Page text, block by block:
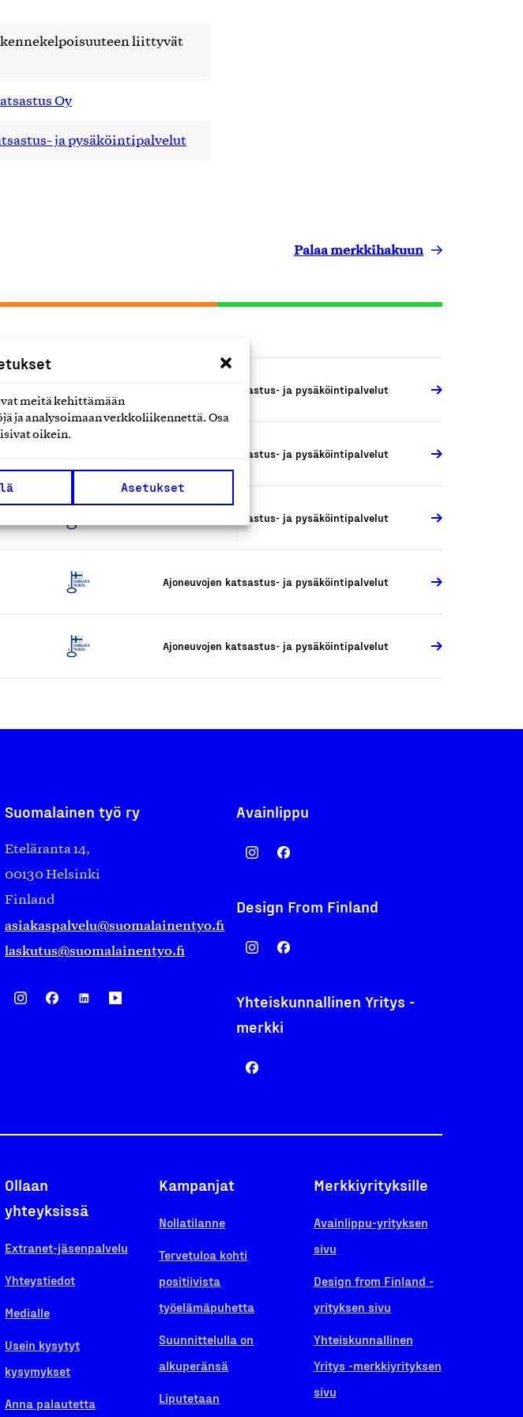
meitä kehittämään
ja analysoimaan verkkoliikennettä. Osa
oikein.
Asetukset
liittyvät
Oy
ja pysäköintipalvelut
Palaa merkkihakuun
Ajoneuvojen katsastus- ja pysäköintipalvelut
Ajoneuvojen katsastus- ja pysäköintipalvelut
Ajoneuvojen katsastus- ja pysäköintipalvelut
Ajoneuvojen katsastus- ja pysäköintipalvelut
Ajoneuvojen katsastus- ja pysäköintipalvelut
Suomalainen työ ry
Eteläranta 14,
00130 Helsinki
Finland
asiakaspalvelu@suomalainentyo.fi
laskutus@suomalainentyo.fi
Avainlippu
Design From Finland
Yhteiskunnallinen Yritys -
merkki
Ollaan
yhteyksissä
Extranet-jäsenpalvelu
Yhteystiedot
Medialle
Usein kysytyt
kysymykset
Anna palautetta
Kampanjat
Nollatilanne
Tervetuloa kohti
positiivista
työelämäpuhetta
Suunnittelulla on
alkuperänsä
Liputetaan
Merkkiyrityksille
Avainlippu-yrityksen
sivu
Design from Finland -
yrityksen sivu
Yhteiskunnallinen
Yritys -merkkiyrityksen
sivu